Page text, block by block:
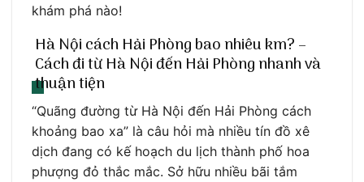
khám phá nào!
Hà Nội cách Hải Phòng bao nhiêu km? –
Cách đi từ Hà Nội đến Hải Phòng nhanh và
thuận tiện
“Quãng đường từ Hà Nội đến Hải Phòng cách
khoảng bao xa” là câu hỏi mà nhiều tín đồ xê
dịch đang có kế hoạch du lịch thành phố hoa
phượng đỏ thắc mắc. Sở hữu nhiều bãi tắm